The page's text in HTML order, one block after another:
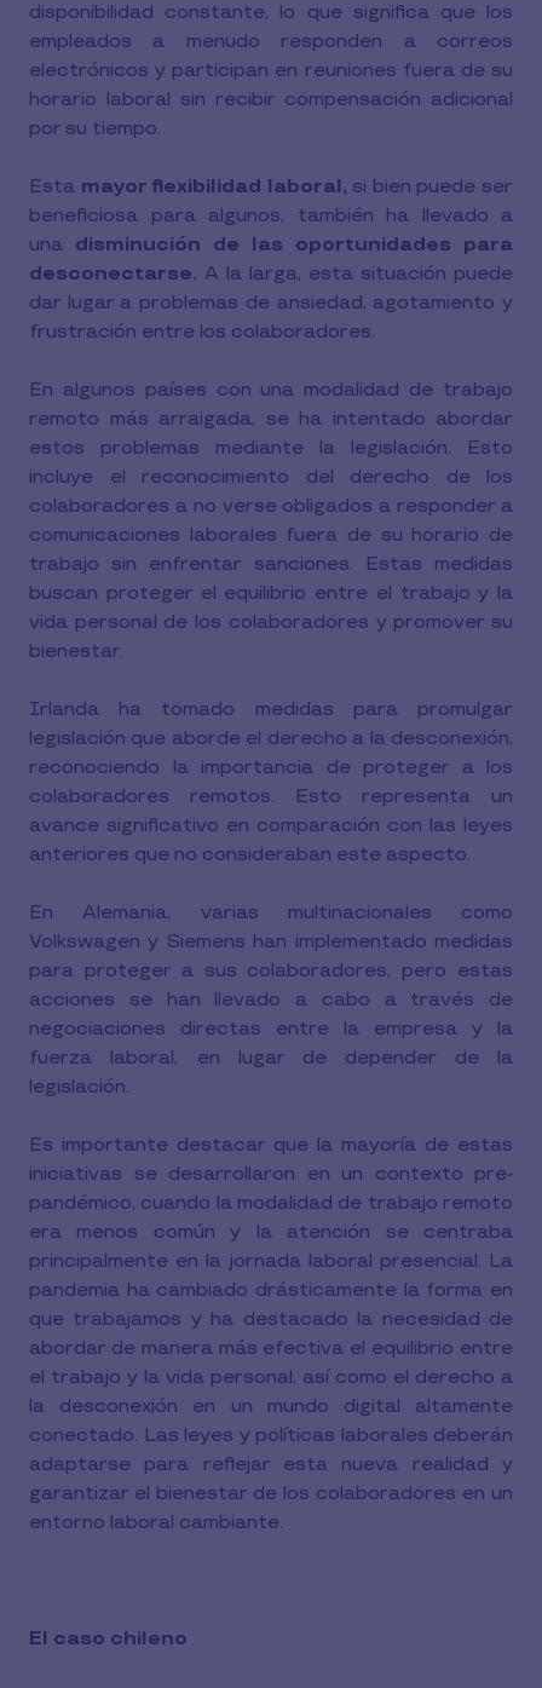
disponibilidad constante, lo que significa que los
empleados a menudo responden a correos
electrónicos y participan en reuniones fuera de su
horario laboral sin recibir compensación adicional
por su tiempo.
Esta mayor flexibilidad laboral, si bien puede ser
beneficiosa para algunos, también ha llevado a
una disminución de las oportunidades para
desconectarse. A la larga, esta situación puede
dar lugar a problemas de ansiedad, agotamiento y
frustración entre los colaboradores.
En algunos países con una modalidad de trabajo
remoto más arraigada, se ha intentado abordar
estos problemas mediante la legislación. Esto
incluye el reconocimiento del derecho de los
colaboradores a no verse obligados a responder a
comunicaciones laborales fuera de su horario de
trabajo sin enfrentar sanciones. Estas medidas
buscan proteger el equilibrio entre el trabajo y la
vida personal de los colaboradores y promover su
bienestar.
Irlanda ha tomado medidas para promulgar
legislación que aborde el derecho a la desconexión,
reconociendo la importancia de proteger a los
colaboradores remotos. Esto representa un
avance significativo en comparación con las leyes
anteriores que no consideraban este aspecto.
En Alemania, varias multinacionales como
Volkswagen y Siemens han implementado medidas
para proteger a sus colaboradores, pero estas
acciones se han llevado a cabo a través de
negociaciones directas entre la empresa y la
fuerza laboral, en lugar de depender de la
legislación.
Es importante destacar que la mayoría de estas
iniciativas se desarrollaron en un contexto pre-
pandémico, cuando la modalidad de trabajo remoto
era menos común y la atención se centraba
principalmente en la jornada laboral presencial. La
pandemia ha cambiado drásticamente la forma en
que trabajamos y ha destacado la necesidad de
abordar de manera más efectiva el equilibrio entre
el trabajo y la vida personal, así como el derecho a
la desconexión en un mundo digital altamente
conectado. Las leyes y políticas laborales deberán
adaptarse para reflejar esta nueva realidad y
garantizar el bienestar de los colaboradores en un
entorno laboral cambiante.
El caso chileno